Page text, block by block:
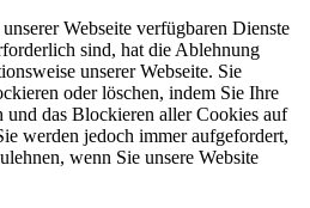
Webseite verfügbaren Dienste
sind, hat die Ablehnung
unserer Webseite. Sie
oder löschen, indem Sie Ihre
und das Blockieren aller Cookies auf
werden jedoch immer aufgefordert,
wenn Sie unsere Website